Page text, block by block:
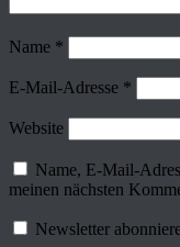
Name *
E-Mail-Adresse *
Website
Name, E-Mail-
meinen nächsten
Newsletter